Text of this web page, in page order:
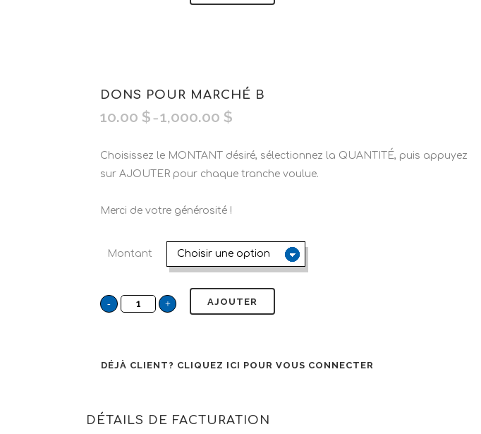
DONS POUR MARCHÉ B
10.00 $ – 1,000.00 $
Choisissez le MONTANT désiré, sélectionnez la QUANTITÉ, puis appuyez
sur AJOUTER pour chaque tranche voulue.
Merci de votre générosité !
Montant
AJOUTER
DÉJÀ CLIENT? CLIQUEZ ICI POUR VOUS CONNECTER
DÉTAILS DE FACTURATION